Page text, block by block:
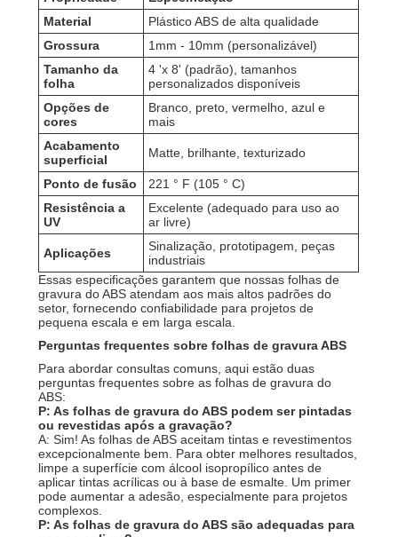
Material
Plástico ABS de alta qualidade
Grossura
1mm - 10mm (personalizável)
Tamanho da
folha
4 'x 8' (padrão), tamanhos
personalizados disponíveis
Opções de
cores
Branco, preto, vermelho, azul e
mais
Acabamento
superficial
Matte, brilhante, texturizado
Ponto de fusão
221 ° F (105 ° C)
Resistência a
UV
Excelente (adequado para uso ao
ar livre)
Aplicações
Sinalização, prototipagem, peças
industriais
Essas especificações garantem que nossas folhas de
gravura do ABS atendam aos mais altos padrões do
setor, fornecendo confiabilidade para projetos de
pequena escala e em larga escala.
Perguntas frequentes sobre folhas de gravura ABS
Para abordar consultas comuns, aqui estão duas
perguntas frequentes sobre as folhas de gravura do
ABS:
P: As folhas de gravura do ABS podem ser pintadas
ou revestidas após a gravação?
A: Sim! As folhas de ABS aceitam tintas e revestimentos
excepcionalmente bem. Para obter melhores resultados,
limpe a superfície com álcool isopropílico antes de
aplicar tintas acrílicas ou à base de esmalte. Um primer
pode aumentar a adesão, especialmente para projetos
complexos.
P: As folhas de gravura do ABS são adequadas para